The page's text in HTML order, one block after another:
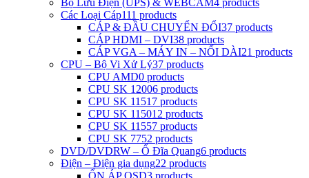
Bộ Lưu Điện (UPS) & WEBCAM4 products
Các Loại Cáp111 products
CÁP & ĐẦU CHUYỂN ĐỔI37 products
CÁP HDMI – DVI38 products
CÁP VGA – MÁY IN – NỐI DÀI21 products
CPU – Bộ Vi Xử Lý37 products
CPU AMD0 products
CPU SK 12006 products
CPU SK 1151 7 products
CPU SK 115012 products
CPU SK 11557 products
CPU SK 7752 products
DVD/DVDRW – Ổ Đĩa Quang6 products
Điện – Điện gia dụng22 products